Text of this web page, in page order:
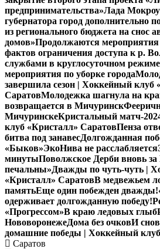
предпринимательства»Лада
губернатора город дополнительно
из регионального бюджета на снос
домов»Продолжаются
фактов ограничения доступа к р.
службами в круглосуточном
мероприятия по уборке города
завершила сезон | Хоккейный клуб
СаратовМолодежка шагнула на
возвращается в Мичуринск
МичуринскеКристальный матч-
клуб «Кристалл» СаратовПенза
битва под занавесДолгожданная
«Быков»ЭкоНива не расслабляется
минутыПоволжское Дерби вновь за
печальны»Дважды по чуть-чуть |
«Кристалл» СаратовВ медвежьем
памятьЕще один побежден дважды!
одерживает долгожданную победу!
«Прогрессом»В краю ледовых глыб
НововоронежеДома без очковИ
домашние победы | Хоккейный
Саратов